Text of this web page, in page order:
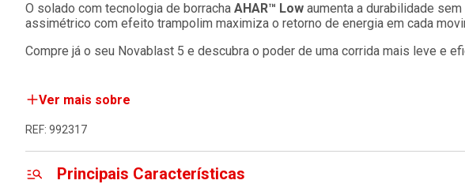
O solado com tecnologia de borracha AHAR™ Low aumenta a durabilidade
assimétrico com efeito trampolim maximiza o retorno de energia em cada
Compre já o seu Novablast 5 e descubra o poder de uma corrida mais leve e
Ver mais sobre
REF: 992317
Principais Características